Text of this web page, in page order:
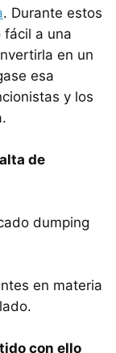
. Durante estos
fácil a una
en un
esa
y los
de
dumping
en materia
con ello